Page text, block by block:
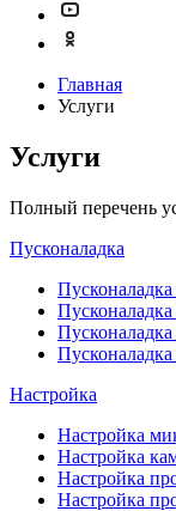
Главная
Услуги
Услуги
Полный перечень
Пусконаладка
Настройка
Настройка
Настройка
Настройка
Настройка